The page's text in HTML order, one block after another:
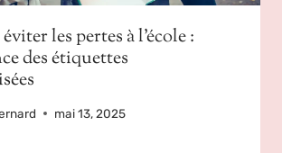
les pertes à l’école :
des étiquettes
mai 13, 2025